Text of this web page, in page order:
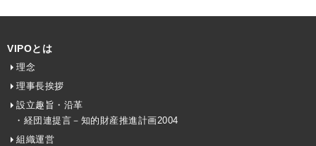
VIPOとは
理念
理事長挨拶
設立趣旨・沿革
・経団連提言－知的財産推進計画2004
組織運営